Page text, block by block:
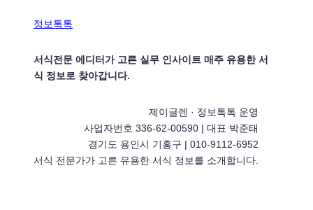
정보톡톡
서식전문 에디터가 고른 실무 인사이트 매주 유용한 서
식 정보로 찾아갑니다.
제이글렌 · 정보톡톡 운영
사업자번호 336-62-00590 | 대표 박준태
경기도 용인시 기흥구 | 010-9112-6952
서식 전문가가 고른 유용한 서식 정보를 소개합니다.